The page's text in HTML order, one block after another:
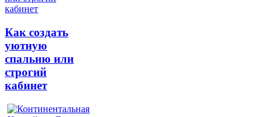
Как создать
уютную
спальню или
строгий
кабинет